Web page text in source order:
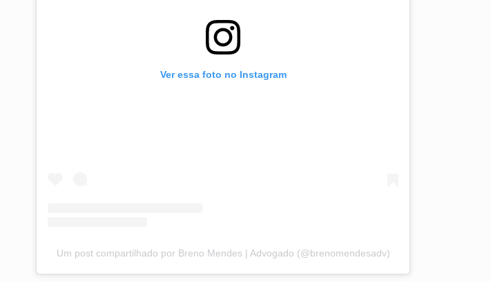
Ver essa foto no Instagram
Um post compartilhado por Breno Mendes | Advogado (@brenomendesadv)